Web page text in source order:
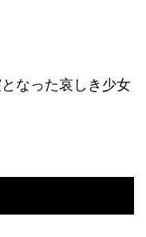
なった哀しき少女